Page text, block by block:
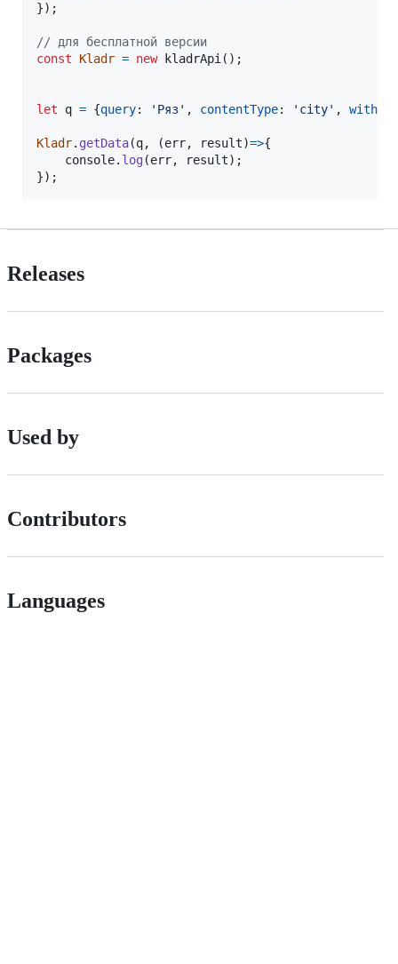
}) ;
// для бесплатной версии
const
Kladr = new kladrApi ( ) ;
let q = {query: 'Ряз' , contentType: 'city' ,
Kladr. getData(q, (err, result)=>{
console. log(err, result) ;
}) ;
Releases
Packages
Used by
Contributors
Languages